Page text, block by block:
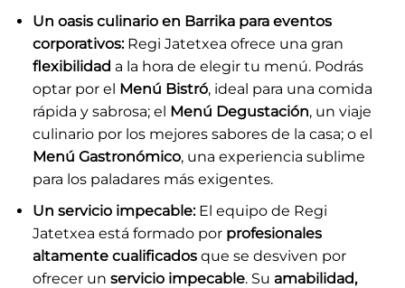
Un oasis culinario en Barrika para eventos
corporativos: Regi Jatetxea ofrece una gran
flexibilidad a la hora de elegir tu menú. Podrás
optar por el Menú Bistró, ideal para una comida
rápida y sabrosa; el Menú Degustación, un viaje
culinario por los mejores sabores de la casa; o el
Menú Gastronómico, una experiencia sublime
para los paladares más exigentes.
Un servicio impecable: El equipo de Regi
Jatetxea está formado por profesionales
altamente cualificadosque se desviven por
ofrecer un servicio impecable. Su amabilidad,